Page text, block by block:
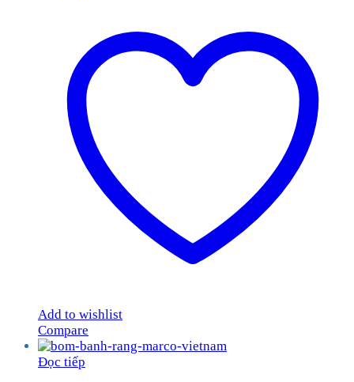
Add to wishlist
Compare
Đọc tiếp